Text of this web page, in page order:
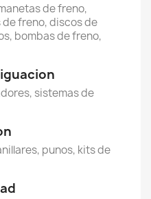
de freno,
freno, discos de
bombas de freno,
sistemas de
punos, kits de